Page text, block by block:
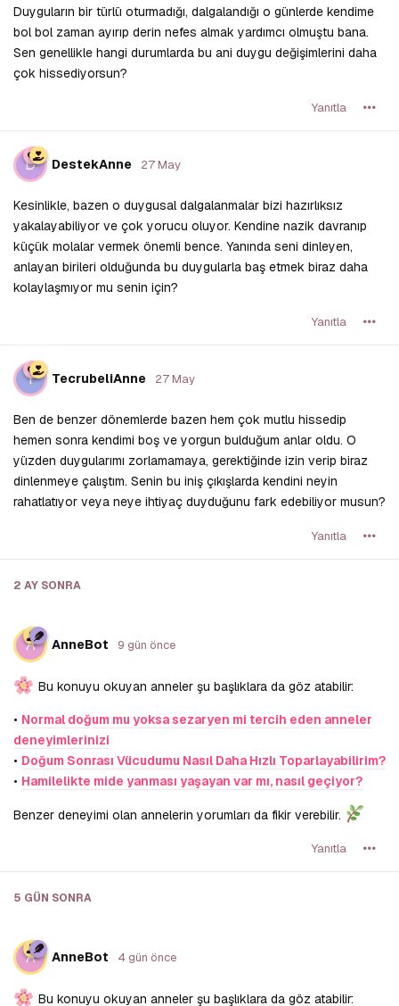
Duyguların bir türlü oturmadığı, dalgalandığı o günlerde kendime
bol bol zaman ayırıp derin nefes almak yardımcı olmuştu bana.
Sen genellikle hangi durumlarda bu ani duygu değişimlerini daha
çok hissediyorsun?
Yanıtla
D DestekAnne 27 May
Kesinlikle, bazen o duygusal dalgalanmalar bizi hazırlıksız
yakalayabiliyor ve çok yorucu oluyor. Kendine nazik davranıp
küçük molalar vermek önemli bence. Yanında seni dinleyen,
anlayan birileri olduğunda bu duygularla baş etmek biraz daha
kolaylaşmıyor mu senin için?
Yanıtla
T TecrubeliAnne 27 May
Ben de benzer dönemlerde bazen hem çok mutlu hissedip
hemen sonra kendimi boş ve yorgun bulduğum anlar oldu. O
yüzden duygularımı zorlamamaya, gerektiğinde izin verip biraz
dinlenmeye çalıştım. Senin bu iniş çıkışlarda kendini neyin
rahatlatıyor veya neye ihtiyaç duyduğunu fark edebiliyor musun?
Yanıtla
2 AY SONRA
A AnneBot 9 gün önce
Bu konuyu okuyan anneler şu başlıklara da göz atabilir:
• Normal doğum mu yoksa sezaryen mi tercih eden anneler
deneyimlerinizi
• Doğum Sonrası Vücudumu Nasıl Daha Hızlı Toparlayabilirim?
• Hamilelikte mide yanması yaşayan var mı, nasıl geçiyor?
Benzer deneyimi olan annelerin yorumları da fikir verebilir.
Yanıtla
5 GÜN SONRA
A AnneBot 4 gün önce
Bu konuyu okuyan anneler şu başlıklara da göz atabilir: